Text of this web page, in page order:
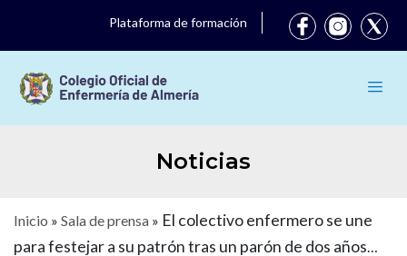
Plataforma de formación
Noticias
Inicio » Sala de prensa » El colectivo enfermero se une
para festejar a su patrón tras un parón de dos años